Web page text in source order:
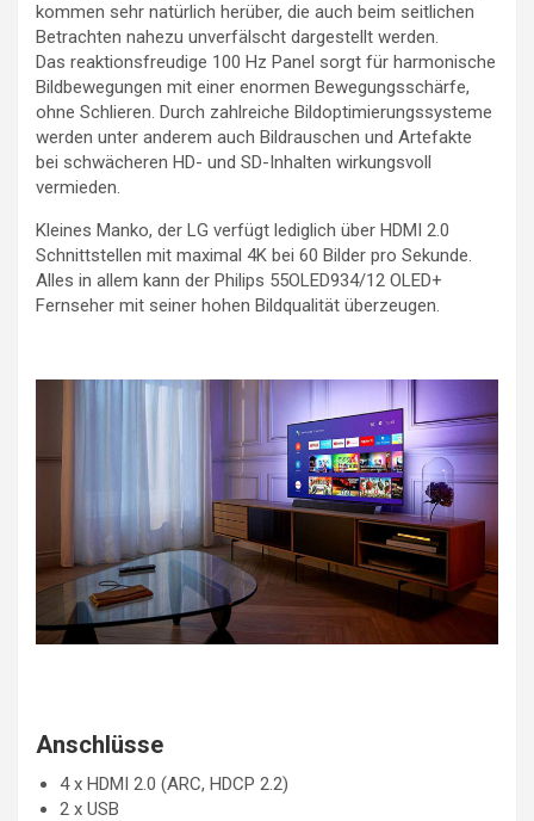
kommen sehr natürlich herüber, die auch beim seitlichen
Betrachten nahezu unverfälscht dargestellt werden.
Das reaktionsfreudige 100 Hz Panel sorgt für harmonische
Bildbewegungen mit einer enormen Bewegungsschärfe,
ohne Schlieren. Durch zahlreiche Bildoptimierungssysteme
werden unter anderem auch Bildrauschen und Artefakte
bei schwächeren HD- und SD-Inhalten wirkungsvoll
vermieden.
Kleines Manko, der LG verfügt lediglich über HDMI 2.0
Schnittstellen mit maximal 4K bei 60 Bilder pro Sekunde.
Alles in allem kann der Philips 55OLED934/12 OLED+
Fernseher mit seiner hohen Bildqualität überzeugen.
Anschlüsse
4 x HDMI 2.0 (ARC, HDCP 2.2)
2 x USB